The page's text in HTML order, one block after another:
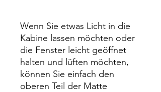
Wenn Sie etwas Licht in die
Kabine lassen möchten oder
die Fenster leicht geöffnet
halten und lüften möchten,
können Sie einfach den
oberen Teil der Matte